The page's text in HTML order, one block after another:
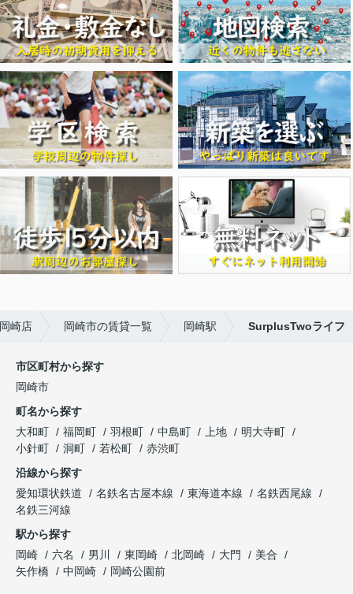
崎店 岡崎市の賃貸一覧 岡崎駅 SurplusTwoライフ
市区町村から探す
岡崎市
町名から探す
大和町
福岡町 羽根町 中島町 上地
明大寺町
小針町
洞町 若松町
赤渋町
沿線から探す
愛知環状鉄道
名鉄名古屋本線 東海道本線
名鉄西尾線
名鉄三河線
駅から探す
岡崎
六名 男川 東岡崎 北岡崎 大門
美合
矢作橋
中岡崎 岡崎公園前